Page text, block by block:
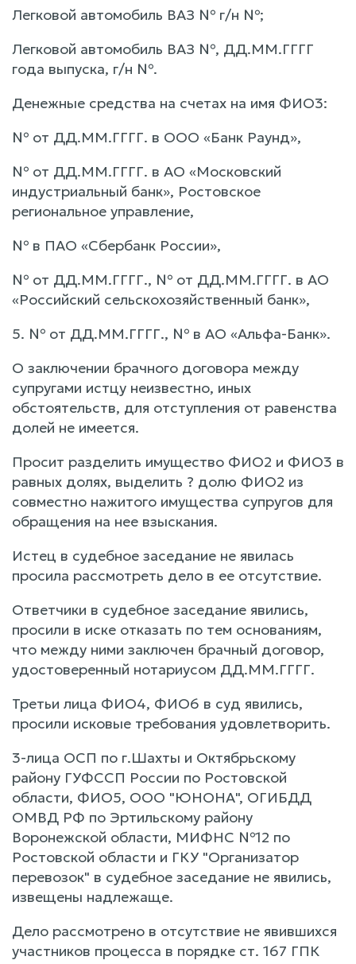
Легковой автомобиль ВАЗ № г/н №;
Легковой автомобиль ВАЗ №, ДД.ММ.ГГГГ
года выпуска, г/н №.
Денежные средства на счетах на имя ФИО3:
№ от ДД.ММ.ГГГГ. в ООО «Банк Раунд»,
№ от ДД.ММ.ГГГГ. в АО «Московский
индустриальный банк», Ростовское
региональное управление,
№ в ПАО «Сбербанк России»,
№ от ДД.ММ.ГГГГ., № от ДД.ММ.ГГГГ. в АО
«Российский сельскохозяйственный банк»,
5. № от ДД.ММ.ГГГГ., № в АО «Альфа-Банк».
О заключении брачного договора между
супругами истцу неизвестно, иных
обстоятельств, для отступления от равенства
долей не имеется.
Просит разделить имущество ФИО2 и ФИО3 в
равных долях, выделить ? долю ФИО2 из
совместно нажитого имущества супругов для
обращения на нее взыскания.
Истец в судебное заседание не явилась
просила рассмотреть дело в ее отсутствие.
Ответчики в судебное заседание явились,
просили в иске отказать по тем основаниям,
что между ними заключен брачный договор,
удостоверенный нотариусом ДД.ММ.ГГГГ.
Третьи лица ФИО4, ФИО6 в суд явились,
просили исковые требования удовлетворить.
3-лица ОСП по г.Шахты и Октябрьскому
району ГУФССП России по Ростовской
области, ФИО5, ООО "ЮНОНА", ОГИБДД
ОМВД РФ по Эртильскому району
Воронежской области, МИФНС №12 по
Ростовской области и ГКУ "Организатор
перевозок" в судебное заседание не явились,
извещены надлежаще.
Дело рассмотрено в отсутствие не явившихся
участников процесса в порядке ст. 167 ГПК